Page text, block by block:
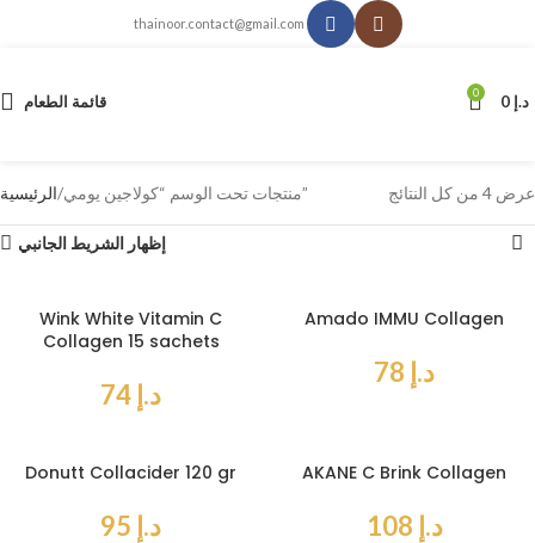
thainoor.contact@gmail.com
قائمة الطعام 0 د.إ
الرئيسية منتجات تحت الوسم “كولاجين يومي” عرض ⁦4⁩ من كل النتائج
إظهار الشريط الجانبي
Wink White Vitamin C
Collagen 15 sachets
د.إ
Amado IMMU Collagen
د.إ
Donutt Collacider 120 gr
د.إ
AKANE C Brink Collagen
د.إ